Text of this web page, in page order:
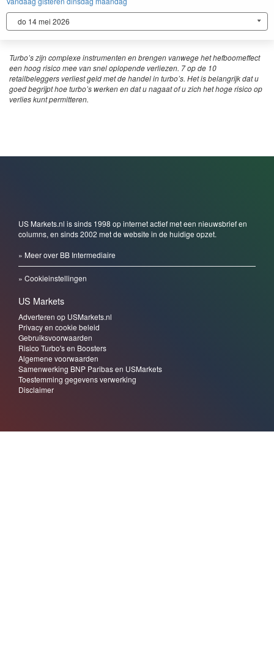
do 14 mei 2026
Turbo’s zijn complexe instrumenten en brengen vanwege het hefboomeffect
een hoog risico mee van snel oplopende verliezen. 7 op de 10
retailbeleggers verliest geld met de handel in turbo’s. Het is belangrijk dat u
goed begrijpt hoe turbo’s werken en dat u nagaat of u zich het hoge risico op
verlies kunt permitteren.
US Markets.nl is sinds 1998 op internet actief met een nieuwsbrief en
columns, en sinds 2002 met de website in de huidige opzet.
» Meer over BB Intermediaire
» Cookieinstellingen
US Markets
Adverteren op USMarkets.nl
Privacy en cookie beleid
Gebruiksvoorwaarden
Risico Turbo's en Boosters
Algemene voorwaarden
Samenwerking BNP Paribas en USMarkets
Toestemming gegevens verwerking
Disclaimer